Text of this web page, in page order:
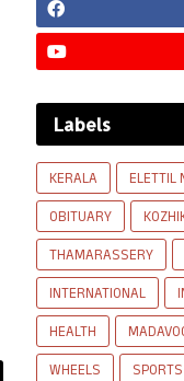
Labels
KERALA ELETTIL
OBITUARY
THAMARASSERY
INTERNATIONAL
HEALTH
WHEELS
SPORTS